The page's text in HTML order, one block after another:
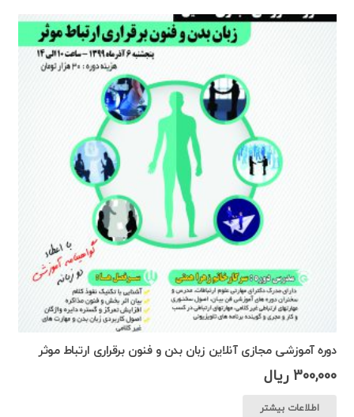
دوره آموزشی مجازی آنلاین زبان بدن و فنون برقراری ارتباط موثر
300,000 ریال
اطلاعات بیشتر